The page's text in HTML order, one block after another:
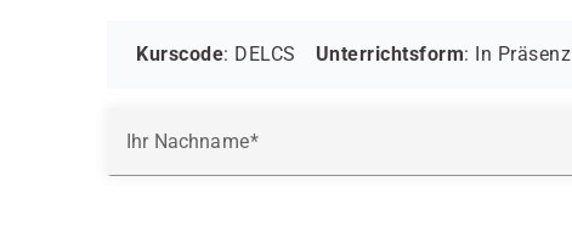
Kurscode: DELCS Unterrichtsform: In Präsenz
Ihr Nachname